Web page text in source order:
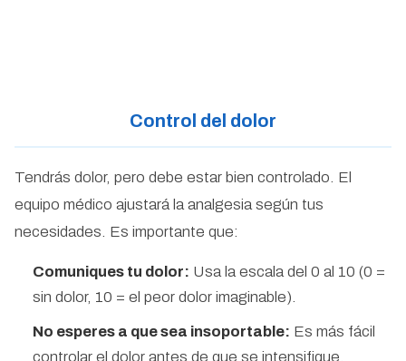
Control del dolor
Tendrás dolor, pero debe estar bien controlado. El
equipo médico ajustará la analgesia según tus
necesidades. Es importante que:
Comuniques tu dolor: Usa la escala del 0 al 10 (0 =
sin dolor, 10 = el peor dolor imaginable).
No esperes a que sea insoportable: Es más fácil
controlar el dolor antes de que se intensifique.